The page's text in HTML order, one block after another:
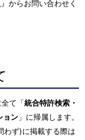
』からお問い合わせく
て「統合特許検索・
ョン 」に帰属します。
わず)に掲載する際は